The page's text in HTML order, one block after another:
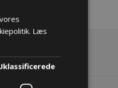
Læs